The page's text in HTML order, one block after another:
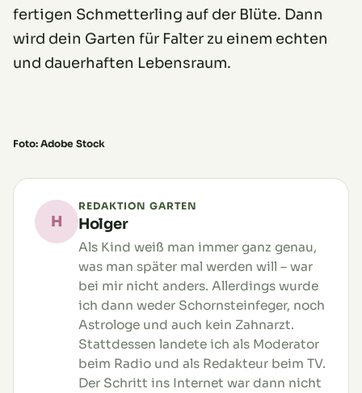
fertigen Schmetterling auf der Blüte. Dann
wird dein Garten für Falter zu einem echten
und dauerhaften Lebensraum.
Foto: Adobe Stock
H
REDAKTION GARTEN
Holger
Als Kind weiß man immer ganz genau,
was man später mal werden will – war
bei mir nicht anders. Allerdings wurde
ich dann weder Schornsteinfeger, noch
Astrologe und auch kein Zahnarzt.
Stattdessen landete ich als Moderator
beim Radio und als Redakteur beim TV.
Der Schritt ins Internet war dann nicht